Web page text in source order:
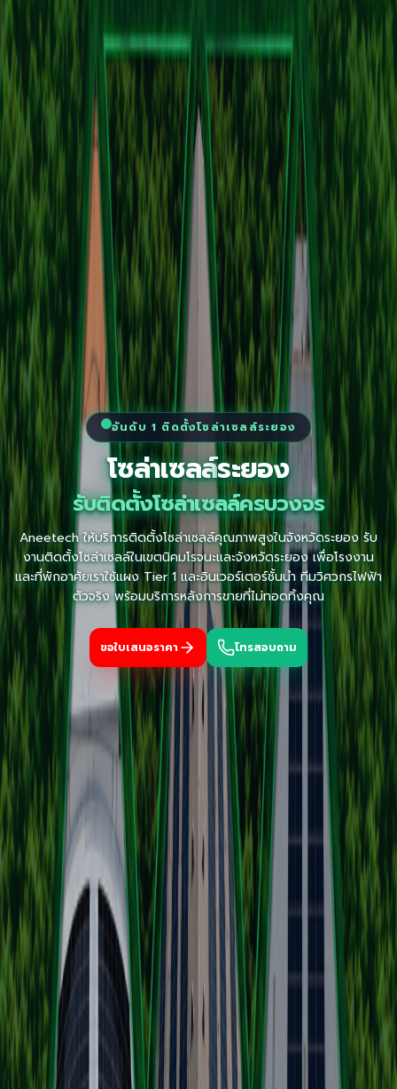
อันดับ 1 ติดตั้งโซล่าเซลล์ระยอง
โซล่าเซลล์ระยอง
รับติดตั้งโซล่าเซลล์ครบวงจร
Aneetech ให้บริการติดตั้งโซล่าเซลล์คุณภาพสูงในจังหวัดระยอง รับ
งานติดตั้งโซล่าเซลล์ในเขตนิคมโรจนะและจังหวัดระยอง เพื่อโรงงาน
และที่พักอาศัยเราใช้แผง Tier 1 และอินเวอร์เตอร์ชั้นนำ ทีมวิศวกรไฟฟ้า
ตัวจริง พร้อมบริการหลังการขายที่ไม่ทอดทิ้งคุณ
ขอใบเสนอราคา โทรสอบถาม